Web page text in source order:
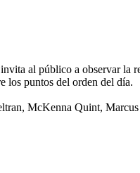
al público a observar la
los puntos del orden del día.
McKenna Quint, Marcus